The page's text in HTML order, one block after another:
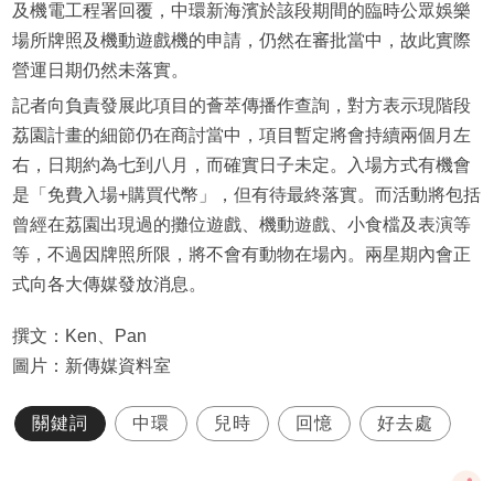
及機電工程署回覆，中環新海濱於該段期間的臨時公眾娛樂
場所牌照及機動遊戲機的申請，仍然在審批當中，故此實際
營運日期仍然未落實。
記者向負責發展此項目的薈萃傳播作查詢，對方表示現階段
荔園計畫的細節仍在商討當中，項目暫定將會持續兩個月左
右，日期約為七到八月，而確實日子未定。入場方式有機會
是「免費入場+購買代幣」，但有待最終落實。而活動將包括
曾經在荔園出現過的攤位遊戲、機動遊戲、小食檔及表演等
等，不過因牌照所限，將不會有動物在場內。兩星期內會正
式向各大傳媒發放消息。
撰文：Ken、Pan
圖片：新傳媒資料室
關鍵詞 中環 兒時 回憶 好去處